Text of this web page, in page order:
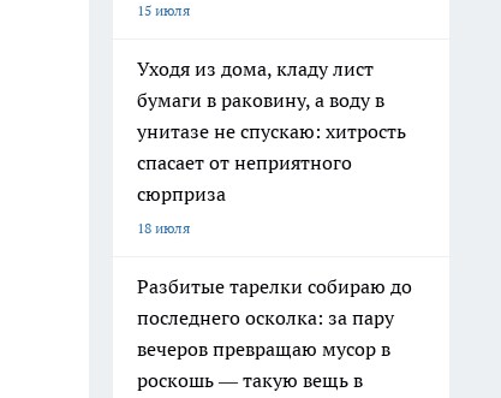
15 июля
Уходя из дома, кладу лист
бумаги в раковину, а воду в
унитазе не спускаю: хитрость
спасает от неприятного
сюрприза
18 июля
Разбитые тарелки собираю до
последнего осколка: за пару
вечеров превращаю мусор в
роскошь — такую вещь в